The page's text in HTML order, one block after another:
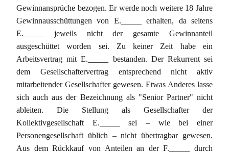
Gewinnansprüche bezogen. Er werde noch weitere 18 Jahre
Gewinnausschüttungen von E._____ erhalten, da seitens
E._____ jeweils nicht der gesamte Gewinnanteil
ausgeschüttet worden sei. Zu keiner Zeit habe ein
Arbeitsvertrag mit E._____ bestanden. Der Rekurrent sei
dem Gesellschaftervertrag entsprechend nicht aktiv
mitarbeitender Gesellschafter gewesen. Etwas Anderes lasse
sich auch aus der Bezeichnung als "Senior Partner" nicht
ableiten. Die Stellung als Gesellschafter der
Kollektivgesellschaft E._____ sei – wie bei einer
Personengesellschaft üblich – nicht übertragbar gewesen.
Aus dem Rückkauf von Anteilen an der F._____ durch